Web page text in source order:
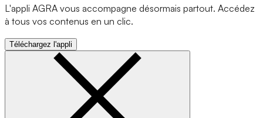
L'appli AGRA vous accompagne désormais partout. Accédez
à tous vos contenus en un clic.
Téléchargez l'appli